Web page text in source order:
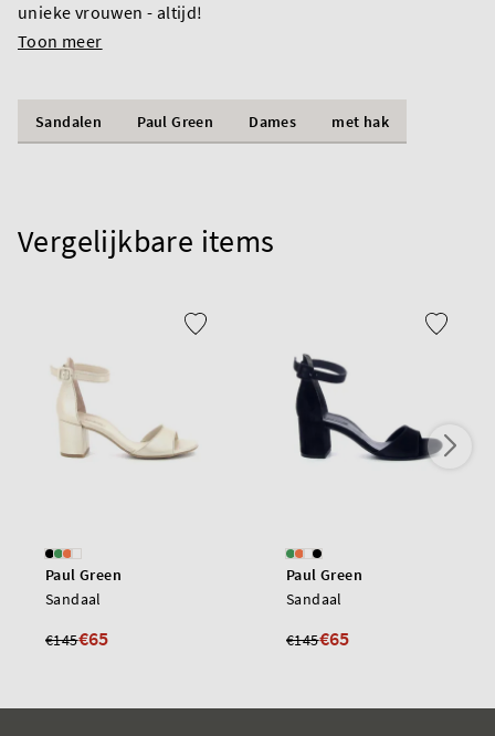
unieke vrouwen - altijd!
Toon meer
Sandalen Paul Green Dames met hak
Vergelijkbare items
Paul Green
Sandaal
€145€65
Paul Green
Sandaal
€145€65